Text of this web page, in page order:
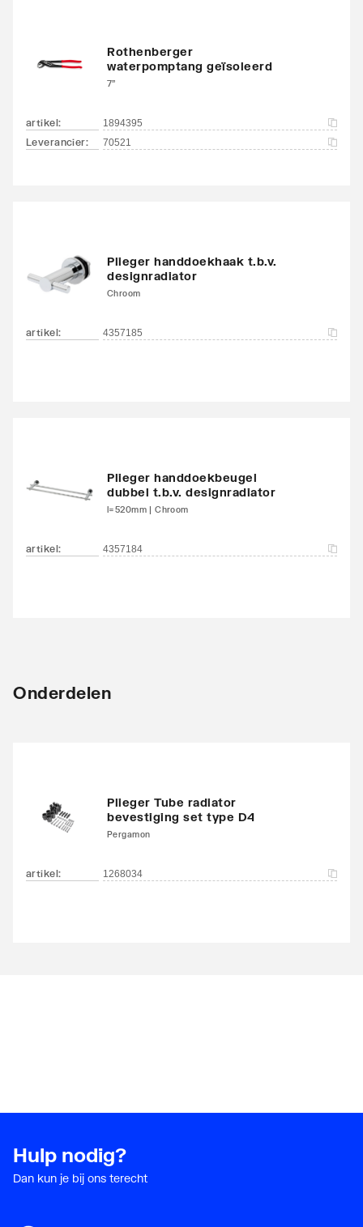
Rothenberger
waterpomptang geïsoleerd
7"
artikel: 1894395
Leverancier: 70521
Plieger handdoekhaak t.b.v.
designradiator
Chroom
artikel: 4357185
Plieger handdoekbeugel
dubbel t.b.v. designradiator
l=520mm | Chroom
artikel: 4357184
Onderdelen
Plieger Tube radiator
bevestiging set type D4
Pergamon
artikel: 1268034
Hulp nodig?
Dan kun je bij ons terecht